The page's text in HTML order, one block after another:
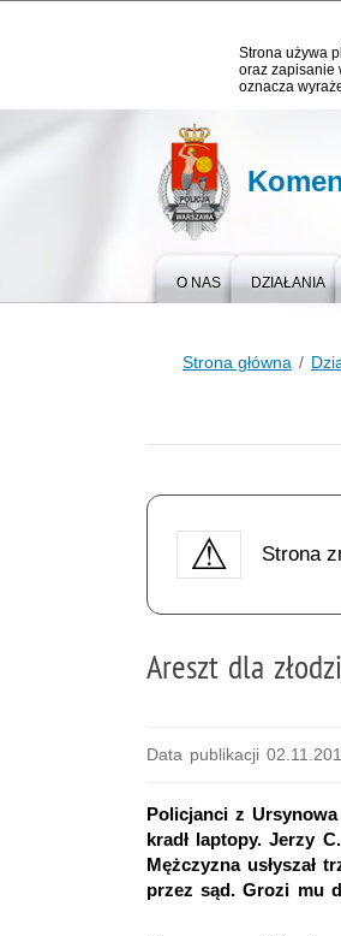
Strona używa
oraz zapisanie
oznacza
O NAS DZIAŁANIA
Strona główna
Strona
Areszt dla
Data publikacji
Policjanci z
kradł laptopy. Jerzy
Mężczyzna usłyszał
przez sąd. Grozi mu